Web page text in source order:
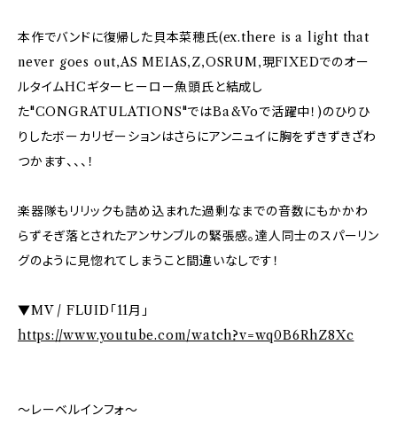
本作でバンドに復帰した貝本菜穂氏(ex.there is a light that
never goes out,AS MEIAS,Z,OSRUM,現FIXEDでのオー
ルタイムHCギターヒーロー魚頭氏と結成し
た"CONGRATULATIONS"ではBa&Voで活躍中！)のひりひ
りしたボーカリゼーションはさらにアンニュイに胸をずきずきざわ
つかます、、、！
楽器隊もリリックも詰め込まれた過剰なまでの音数にもかかわ
らずそぎ落とされたアンサンブルの緊張感。達人同士のスパーリン
グのように見惚れてしまうこと間違いなしです！
▼MV / FLUID「11月」
https://www.youtube.com/watch?v=wq0B6RhZ8Xc
～レーベルインフォ～